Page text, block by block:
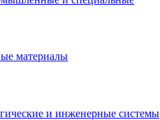
материалы
и инженерные системы